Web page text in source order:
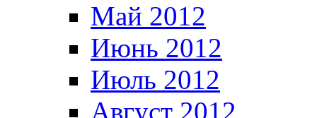
Май 2012
Июнь 2012
Июль 2012
Август 2012